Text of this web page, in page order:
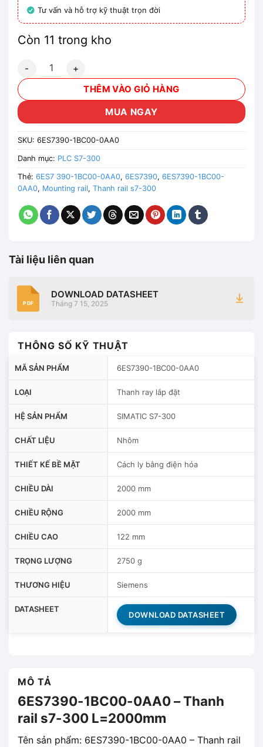
Tư vấn và hỗ trợ kỹ thuật trọn đời
Còn 11 trong kho
6ES7390-1BC00-0AA0 - Thanh rail s7-300 L=2000mm
THÊM VÀO GIỎ HÀNG
MUA NGAY
SKU: 6ES7390-1BC00-0AA0
Danh mục: PLC S7-300
Thẻ: 6ES7 390-1BC00-0AA0, 6ES7390, 6ES7390-1BC00-
0AA0, Mounting rail, Thanh rail s7-300
Tài liệu liên quan
PDF
DOWNLOAD DATASHEET
Tháng 7 15, 2025
THÔNG SỐ KỸ THUẬT
MÃ SẢN PHẨM 6ES7390-1BC00-0AA0
LOẠI Thanh ray lắp đặt
HỆ SẢN PHẨM SIMATIC S7-300
CHẤT LIỆU Nhôm
THIẾT KẾ BỀ MẶT Cách ly bằng điện hóa
CHIỀU DÀI 2000 mm
CHIỀU RỘNG 2000 mm
CHIỀU CAO 122 mm
TRỌNG LƯỢNG 2750 g
THƯƠNG HIỆU Siemens
DATASHEET
DOWNLOAD DATASHEET
MÔ TẢ
6ES7390-1BC00-0AA0 – Thanh
rail s7-300 L=2000mm
Tên sản phẩm: 6ES7390-1BC00-0AA0 – Thanh rail